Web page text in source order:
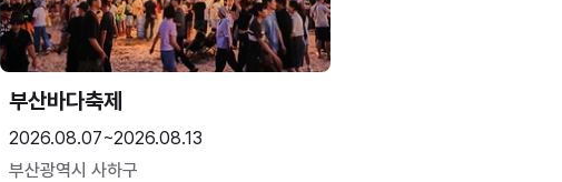
부산바다축제
2026.08.07~2026.08.13
부산광역시 사하구